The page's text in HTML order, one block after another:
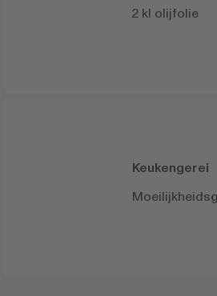
2 kl olijfolie
Keukengerei